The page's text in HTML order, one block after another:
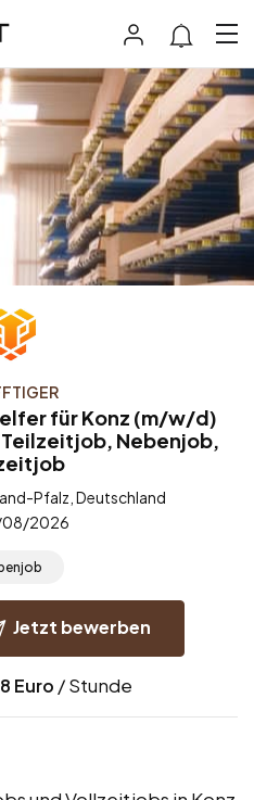
für Konz (m/w/d)
Nebenjob,
Pfalz, Deutschland
2026
Jetzt bewerben
Euro / Stunde